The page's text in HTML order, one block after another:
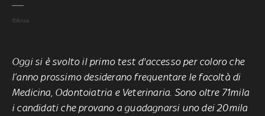
©Ansa
Oggi si è svolto il primo test d'accesso per coloro che
l’anno prossimo desiderano frequentare le facoltà di
Medicina, Odontoiatria e Veterinaria. Sono oltre 71mila
i candidati che provano a guadagnarsi uno dei 20mila